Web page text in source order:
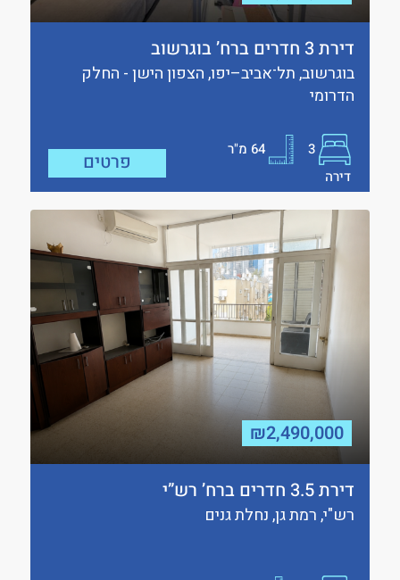
דירת 3 חדרים ברח’ בוגרשוב
בוגרשוב, תל־אביב–יפו, הצפון הישן - החלק
הדרומי
3
64מ"ר
דירה
פרטים
₪2,490,000
דירת 3.5 חדרים ברח’ רש”י
רש"י, רמת גן, נחלת גנים